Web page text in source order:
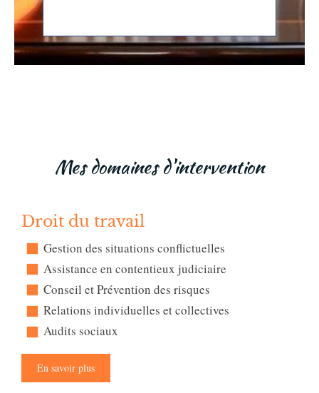
Mes domaines d'intervention
Droit du travail
Gestion des situations conflictuelles
Assistance en contentieux judiciaire
Conseil et Prévention des risques
Relations individuelles et collectives
Audits sociaux
En savoir plus